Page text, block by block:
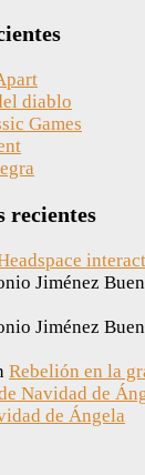
diablo
Games
recientes
Jiménez
Jiménez
Rebelión en la
Navidad de
de Ángela